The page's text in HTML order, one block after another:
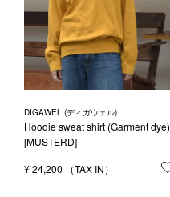
DIGAWEL (ディガウェル)
Hoodie sweat shirt (Garment dye)
[MUSTERD]
¥24,200